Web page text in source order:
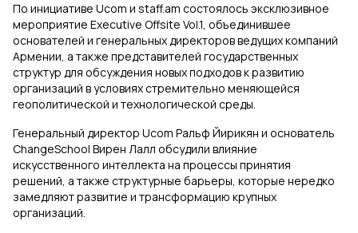
По инициативе Ucom и staff.am состоялось эксклюзивное
мероприятие Executive Offsite Vol.1, объединившее
основателей и генеральных директоров ведущих компаний
Армении, а также представителей государственных
структур для обсуждения новых подходов к развитию
организаций в условиях стремительно меняющейся
геополитической и технологической среды.
Генеральный директор Ucom Ральф Йирикян и основатель
ChangeSchool Вирен Лалл обсудили влияние
искусственного интеллекта на процессы принятия
решений, а также структурные барьеры, которые нередко
замедляют развитие и трансформацию крупных
организаций.